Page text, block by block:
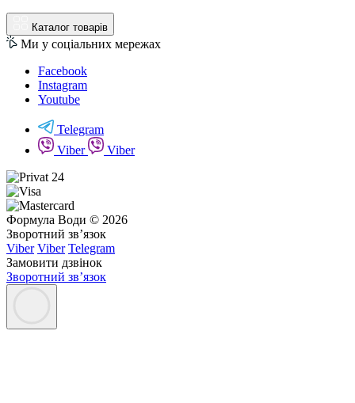
Каталог товарів
Ми у соціальних мережах
Facebook
Instagram
Youtube
Telegram
Viber
Viber
Формула Води © 2026
Зворотний зв’язок
Viber Viber Telegram
Замовити дзвінок
Зворотний зв’язок